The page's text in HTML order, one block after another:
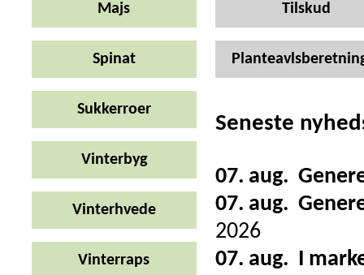
Majs
Spinat
Sukkerroer
Vinterbyg
Vinterhvede
Vinterraps
Tilskud
Seneste
07. aug.
07. aug.
2026
07. aug. I